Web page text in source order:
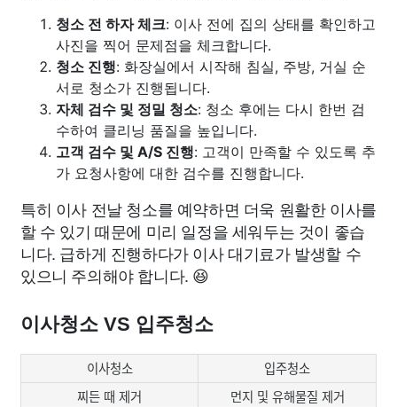
청소 전 하자 체크: 이사 전에 집의 상태를 확인하고
사진을 찍어 문제점을 체크합니다.
청소 진행: 화장실에서 시작해 침실, 주방, 거실 순
서로 청소가 진행됩니다.
자체 검수 및 정밀 청소: 청소 후에는 다시 한번 검
수하여 클리닝 품질을 높입니다.
고객 검수 및 A/S 진행: 고객이 만족할 수 있도록 추
가 요청사항에 대한 검수를 진행합니다.
특히 이사 전날 청소를 예약하면 더욱 원활한 이사를
할 수 있기 때문에 미리 일정을 세워두는 것이 좋습
니다. 급하게 진행하다가 이사 대기료가 발생할 수
있으니 주의해야 합니다. 😆
이사청소 VS 입주청소
이사청소
입주청소
찌든 때 제거
먼지 및 유해물질 제거